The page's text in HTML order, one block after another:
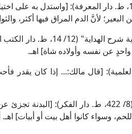
قال الحافظ ابن حجر في "فتح الباري" (10/ 10، ط. دار المعرفة):
لأنَّ الدم المراق فيها أكثر،
قال العلامة بدر الدين العيني الحنفي
عن نفسه وأولاده شاة] اهـ.
547، ط. دار الكتب العلمية): [قال مالك:... إذا
وقال الإمام النووي الشافعي في "المجموع" (8/ 422، ط.
وسواء كانوا أهل بيت أو أبيات]